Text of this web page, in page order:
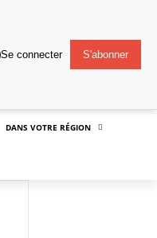
Se connecter S'abonner
DANS VOTRE RÉGION